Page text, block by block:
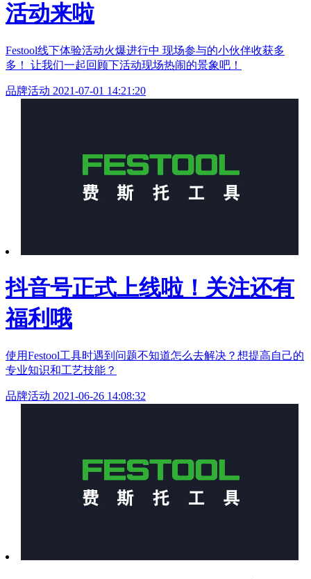
活动来啦
Festool线下体验活动火爆进行中 现场参与的小伙伴收获多
多！ 让我们一起回顾下活动现场热闹的景象吧！
品牌活动 2021-07-01 14:21:20
抖音号正式上线啦！关注还有
福利哦
使用Festool工具时遇到问题不知道怎么去解决？想提高自己的
专业知识和工艺技能？
品牌活动 2021-06-26 14:08:32